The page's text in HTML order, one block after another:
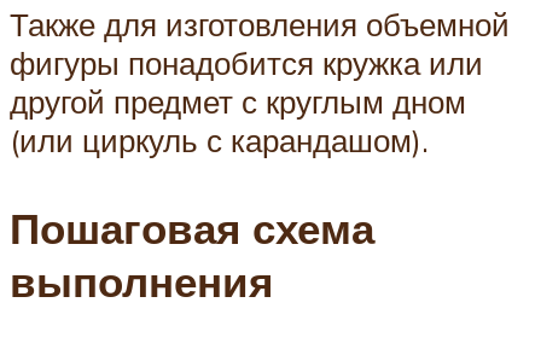
Также для изготовления объемной
фигуры понадобится кружка или
другой предмет с круглым дном
(или циркуль с карандашом).
Пошаговая схема
выполнения